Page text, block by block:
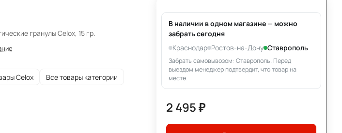
гранулы Celox, 15 гр.
Celox Все товары категории
В наличии в одном магазине — можно
забрать сегодня
Краснодар Ростов-на-Дону Ставрополь
Забрать самовывозом: Ставрополь. Перед
выездом менеджер подтвердит, что товар на
месте.
2 495 ₽